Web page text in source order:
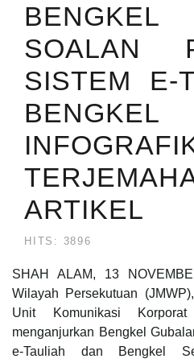
BENGKEL
SOALAN
SISTEM E-
BENGKEL
ARTIKEL
HITS: 3896
SHAH ALAM, 13
Wilayah Persekutuan
Unit Komunikasi
menganjurkan Bengkel
e-Tauliah dan Bengkel